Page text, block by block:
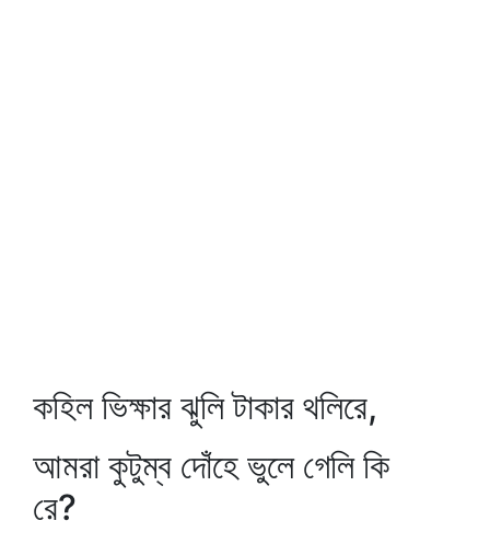
কহিল ভিক্ষার ঝুলি টাকার থলিরে,
আমরা কুটুম্ব দোঁহে ভুলে গেলি কি
রে?